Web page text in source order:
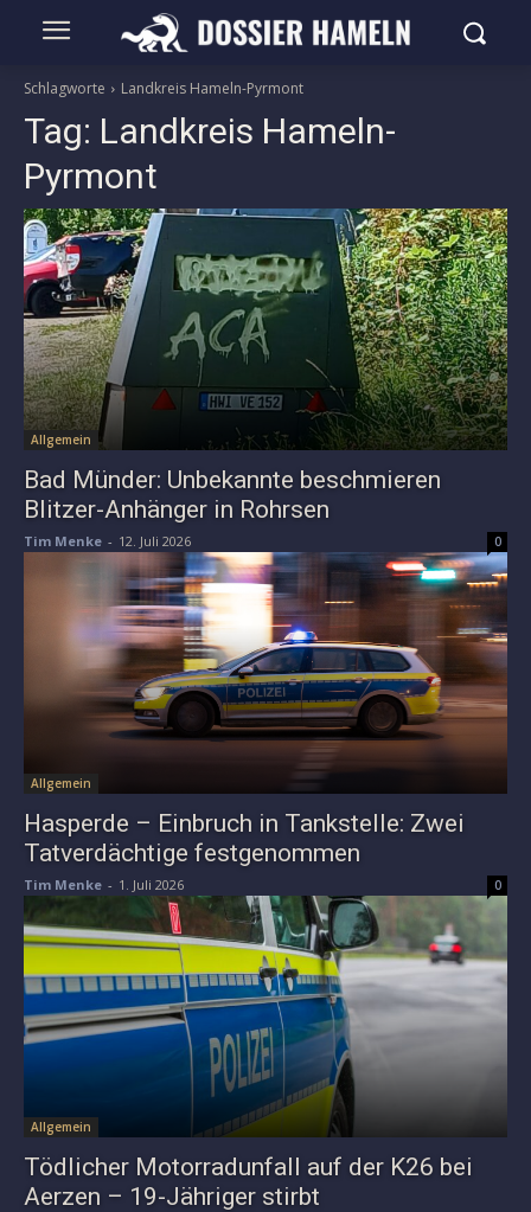
Schlagworte Landkreis Hameln-Pyrmont
Tag: Landkreis Hameln-
Pyrmont
Allgemein
Bad Münder: Unbekannte beschmieren
Blitzer-Anhänger in Rohrsen
Tim Menke - 12. Juli 2026 0
Allgemein
Hasperde – Einbruch in Tankstelle: Zwei
Tatverdächtige festgenommen
Tim Menke - 1. Juli 2026 0
Allgemein
Tödlicher Motorradunfall auf der K26 bei
Aerzen – 19-Jähriger stirbt